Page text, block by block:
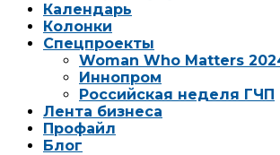
Календарь
Колонки
Спецпроекты
Woman Who Matters
Иннопром
Российская неделя ГЧП
Лента бизнеса
Профайл
Блог